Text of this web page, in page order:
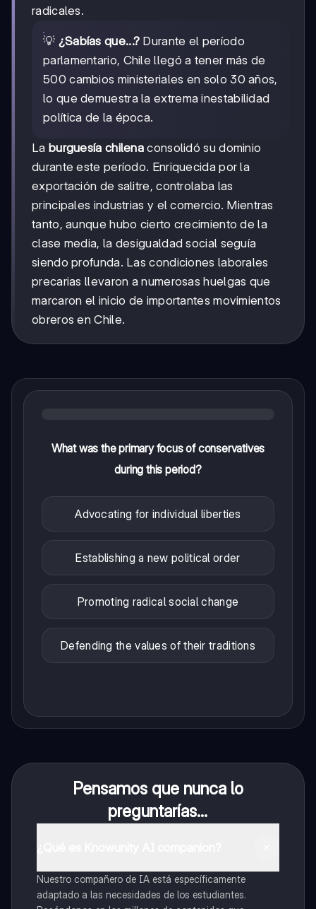
radicales.
💡 ¿Sabías que...? Durante el período
parlamentario, Chile llegó a tener más de
500 cambios ministeriales en solo 30 años,
lo que demuestra la extrema inestabilidad
política de la época.
La burguesía chilena consolidó su dominio
durante este período. Enriquecida por la
exportación de salitre, controlaba las
principales industrias y el comercio. Mientras
tanto, aunque hubo cierto crecimiento de la
clase media, la desigualdad social seguía
siendo profunda. Las condiciones laborales
precarias llevaron a numerosas huelgas que
marcaron el inicio de importantes movimientos
obreros en Chile.
What was the primary focus of conservatives
during this period?
Advocating for individual liberties
Establishing a new political order
Promoting radical social change
Defending the values of their traditions
Pensamos que nunca lo
preguntarías...
Nuestro compañero de IA está específicamente
adaptado a las necesidades de los estudiantes.